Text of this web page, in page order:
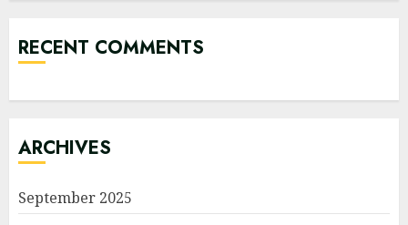
RECENT COMMENTS
ARCHIVES
September 2025